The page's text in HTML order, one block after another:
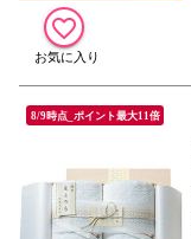
8/9時点_ポイント最大11倍